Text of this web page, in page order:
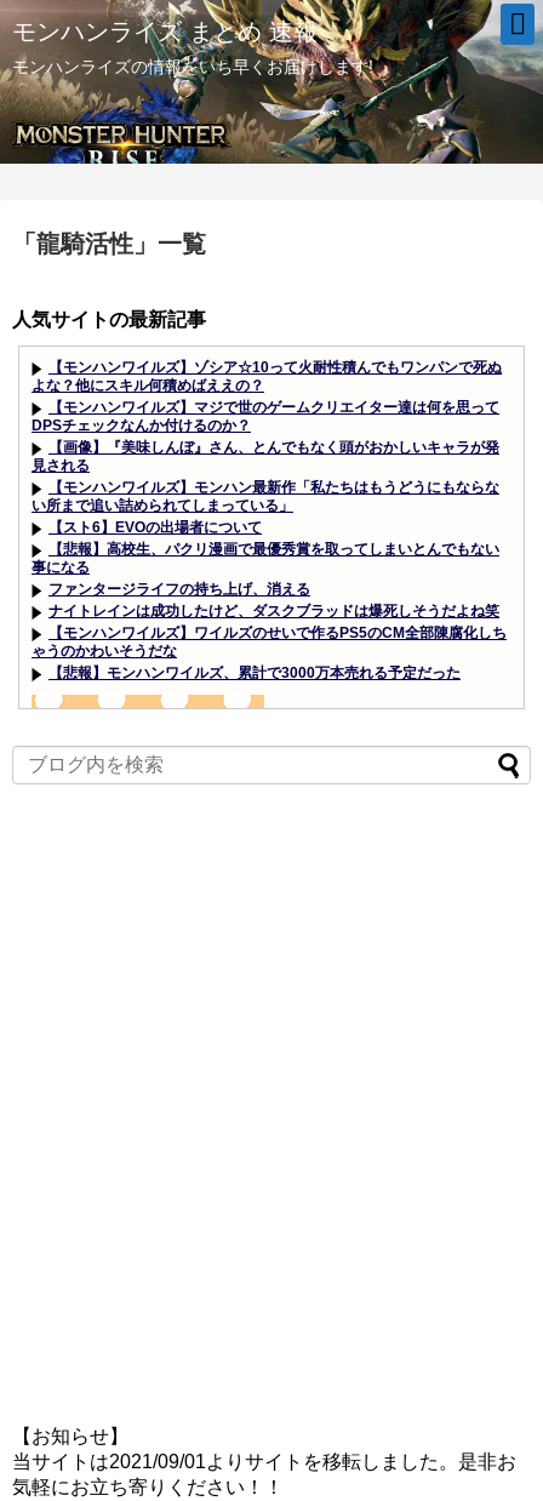
モンハンライズ まとめ 速報
モンハンライズの情報をいち早くお届けします!
「 龍騎活性 」 一覧
人気サイトの最新記事
【モンハンワイルズ】ゾシア☆10って火耐性積んでもワンパンで死ぬ
よな？他にスキル何積めばええの？
【モンハンワイルズ】マジで世のゲームクリエイター達は何を思って
DPSチェックなんか付けるのか？
【画像】『美味しんぼ』さん、とんでもなく頭がおかしいキャラが発
見される
【モンハンワイルズ】モンハン最新作「私たちはもうどうにもならな
い所まで追い詰められてしまっている」
【スト6】EVOの出場者について
【悲報】高校生、パクリ漫画で最優秀賞を取ってしまいとんでもない
事になる
ファンタージライフの持ち上げ、消える
ナイトレインは成功したけど、ダスクブラッドは爆死しそうだよね笑
【モンハンワイルズ】ワイルズのせいで作るPS5のCM全部陳腐化しち
ゃうのかわいそうだな
【悲報】モンハンワイルズ、累計で3000万本売れる予定だった
【お知らせ】
当サイトは2021/09/01よりサイトを移転しました。是非お
気軽にお立ち寄りください！！